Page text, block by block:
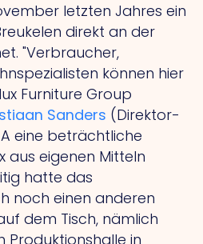
letzten Jahres ein
direkt an der
"Verbraucher,
können hier
Furniture Group
Sanders (Direktor-
A eine beträchtliche
aus eigenen Mitteln
hatte das
noch einen anderen
dem Tisch, nämlich
Produktionshalle in